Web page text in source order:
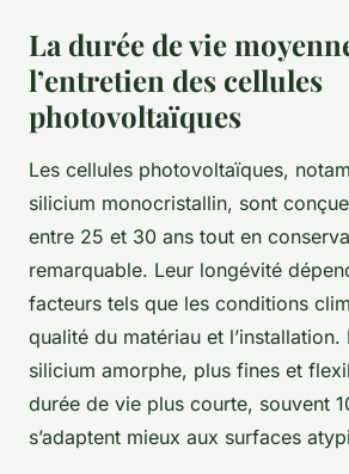
La durée de vie
l’entretien des cellules
photovoltaïques
Les cellules photovoltaïques,
silicium monocristallin, sont
entre 25 et 30 ans tout en
remarquable. Leur longévité
facteurs tels que les conditions
qualité du matériau et l’installation.
silicium amorphe, plus fines et
durée de vie plus courte, souvent
s’adaptent mieux aux surfaces